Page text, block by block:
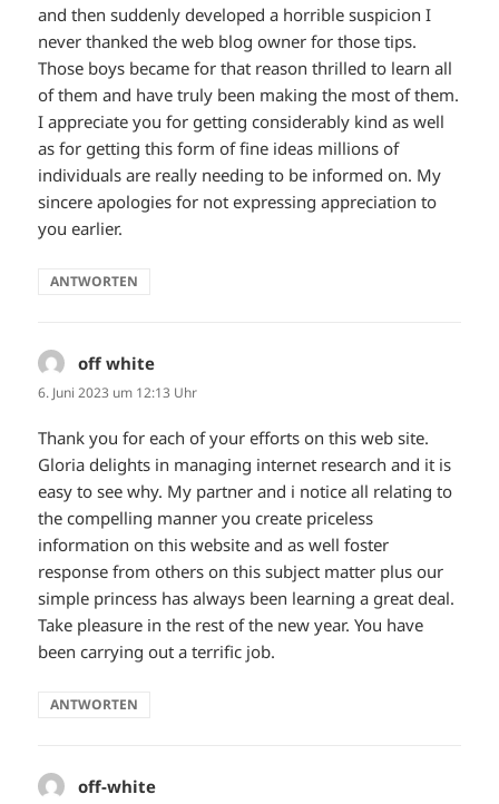
and then suddenly developed a horrible suspicion I
never thanked the web blog owner for those tips.
Those boys became for that reason thrilled to learn all
of them and have truly been making the most of them.
I appreciate you for getting considerably kind as well
as for getting this form of fine ideas millions of
individuals are really needing to be informed on. My
sincere apologies for not expressing appreciation to
you earlier.
ANTWORTEN
off white
6. Juni 2023 um 12:13 Uhr
Thank you for each of your efforts on this web site.
Gloria delights in managing internet research and it is
easy to see why. My partner and i notice all relating to
the compelling manner you create priceless
information on this website and as well foster
response from others on this subject matter plus our
simple princess has always been learning a great deal.
Take pleasure in the rest of the new year. You have
been carrying out a terrific job.
ANTWORTEN
off-white